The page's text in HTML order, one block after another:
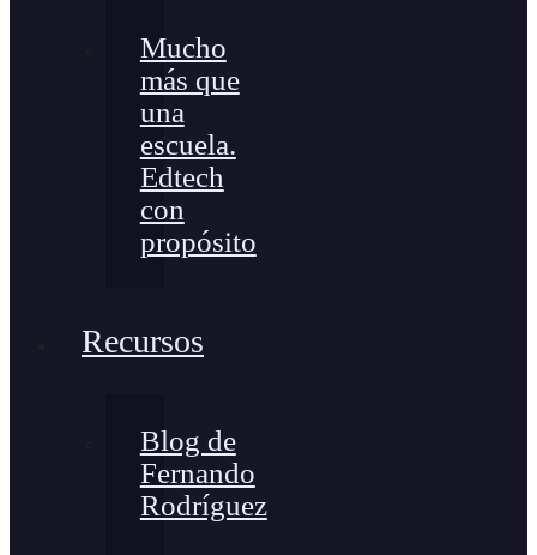
Mucho
más que
una
escuela.
Edtech
con
propósito
Recursos
Blog de
Fernando
Rodríguez